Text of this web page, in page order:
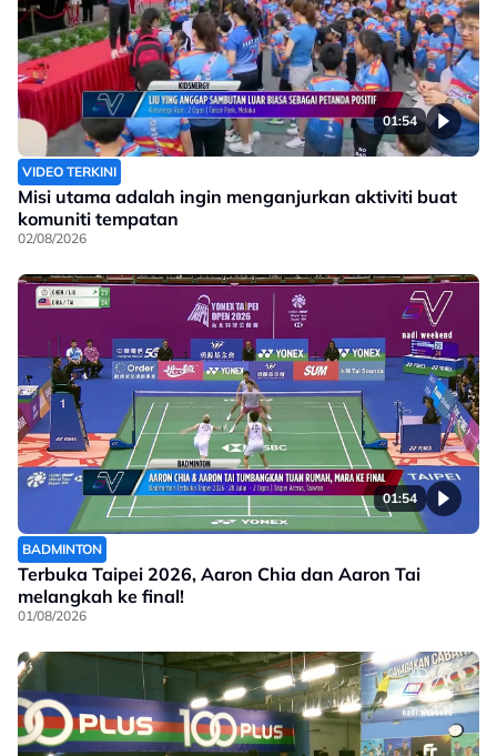
01:54
VIDEO TERKINI
Misi utama adalah ingin menganjurkan aktiviti buat
komuniti tempatan
02/08/2026
01:54
BADMINTON
Terbuka Taipei 2026, Aaron Chia dan Aaron Tai
melangkah ke final!
01/08/2026